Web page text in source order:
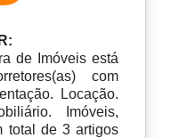
de Imóveis está
com
Locação.
Imóveis,
total de 3 artigos